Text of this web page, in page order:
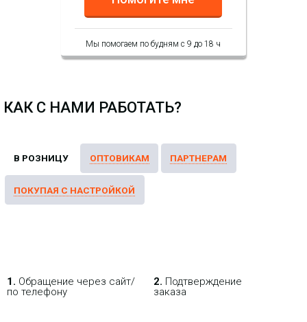
Мы помогаем по будням с 9 до 18 ч
КАК С НАМИ РАБОТАТЬ?
1. Обращение через сайт/
по телефону
2. Подтверждение
заказа